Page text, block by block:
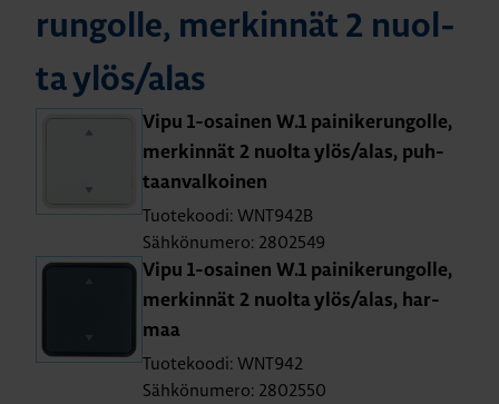
run­gol­le, mer­kin­nät 2 nuol­
ta ylös/alas
Vipu 1-osai­nen W.1 pai­ni­ke­run­gol­le,
mer­kin­nät 2 nuol­ta ylös/alas, puh­
taan­val­koi­nen
Tuotekoodi: WNT942B
Sähkönumero: 2802549
Vipu 1-osai­nen W.1 pai­ni­ke­run­gol­le,
mer­kin­nät 2 nuol­ta ylös/alas, har­
maa
Tuotekoodi: WNT942
Sähkönumero: 2802550